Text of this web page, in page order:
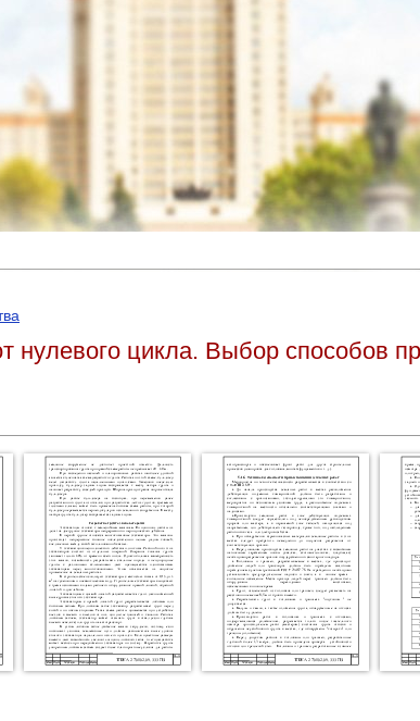
нулевого цикла. Выбор способов